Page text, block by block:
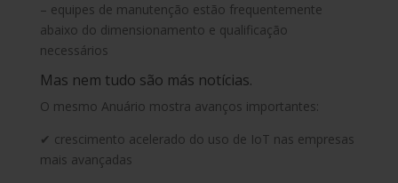
– equipes de manutenção estão frequentemente
abaixo do dimensionamento e qualificação
necessários
Mas nem tudo são más notícias.
O mesmo Anuário mostra avanços importantes:
✔ crescimento acelerado do uso de IoT nas empresas
mais avançadas